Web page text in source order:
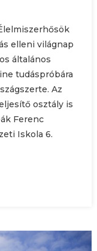
elleni világnap
általános
tudáspróbára
Az
osztály is
Ferenc
Iskola 6.